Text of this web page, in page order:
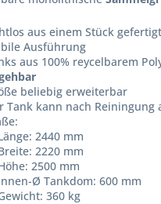
aus einem Stück gefertigt
Ausführung
aus 100% reycelbarem
beliebig erweiterbar
Tank kann nach Reiningung
2440 mm
2220 mm
2500 mm
Ø Tankdom: 600 mm
360 kg